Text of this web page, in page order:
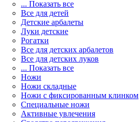
... Показать все
Все для детей
Детские арбалеты
Луки детские
Рогатки
Все для детских арбалетов
Все для детских луков
... Показать все
Ножи
Ножи складные
Ножи с фиксированным клинком
Специальные ножи
Активные увлечения